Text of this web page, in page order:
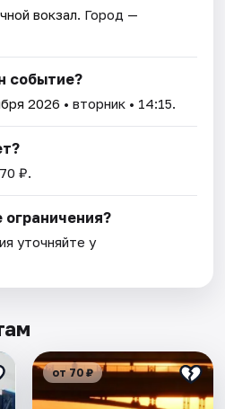
вокзал. Город —
событие?
2026 • вторник • 14:15.
₽.
ограничения?
уточняйте у
от 70 ₽